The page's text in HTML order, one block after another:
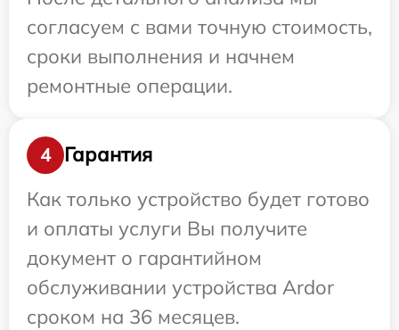
согласуем с вами точную стоимость,
сроки выполнения и начнем
ремонтные операции.
4
Гарантия
Как только устройство будет готово
и оплаты услуги Вы получите
документ о гарантийном
обслуживании устройства Ardor
сроком на 36 месяцев.